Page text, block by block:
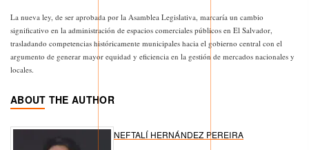
La nueva ley, de ser aprobada por la Asamblea Legislativa, marcaría un cambio
significativo en la administración de espacios comerciales públicos en El Salvador,
trasladando competencias históricamente municipales hacia el gobierno central con el
argumento de generar mayor equidad y eficiencia en la gestión de mercados nacionales y
locales.
ABOUT THE AUTHOR
NEFTALÍ HERNÁNDEZ PEREIRA